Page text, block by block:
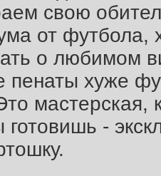
свою
от
о любимом
хуже
мастерская,
готовишь -